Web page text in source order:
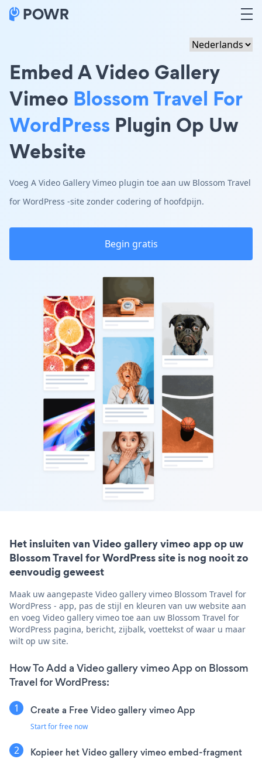
Embed A Video Gallery
Vimeo Blossom Travel For
WordPress Plugin Op Uw
Website
Voeg A Video Gallery Vimeo plugin toe aan uw Blossom Travel
for WordPress -site zonder codering of hoofdpijn.
Begin gratis
Het insluiten van Video gallery vimeo app op uw
Blossom Travel for WordPress site is nog nooit zo
eenvoudig geweest
Maak uw aangepaste Video gallery vimeo Blossom Travel for
WordPress - app, pas de stijl en kleuren van uw website aan
en voeg Video gallery vimeo toe aan uw Blossom Travel for
WordPress pagina, bericht, zijbalk, voettekst of waar u maar
wilt op uw site.
How To Add a Video gallery vimeo App on Blossom
Travel for WordPress:
Create a Free Video gallery vimeo App
Start for free now
Kopieer het Video gallery vimeo embed-fragment